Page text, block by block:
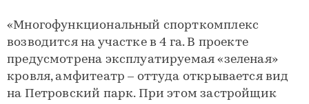
«Многофункциональный спорткомплекс
возводится на участке в 4 га. В проекте
предусмотрена эксплуатируемая «зеленая»
кровля, амфитеатр – оттуда открывается вид
на Петровский парк. При этом застройщик